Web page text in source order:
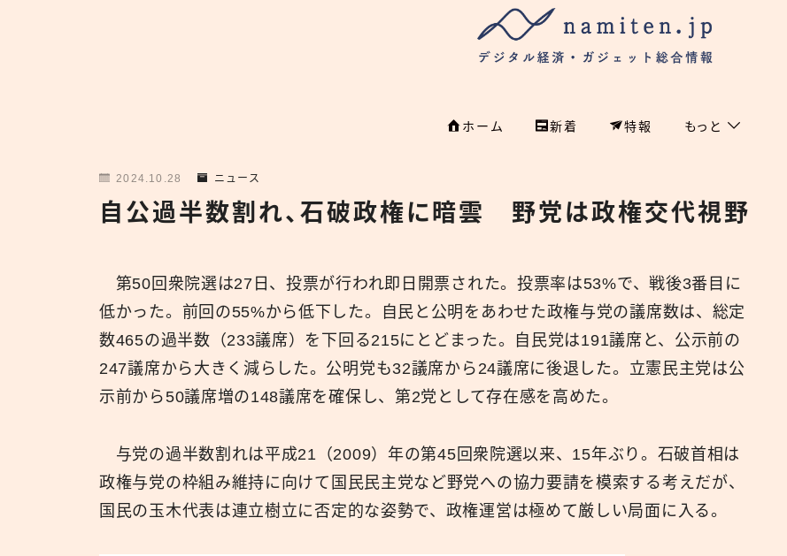
ホーム 新着 特報 もっと
特集
国際
経済
危機管理
特集
新着
namiten.jp
2024.10.28 ニュース
自公過半数割れ、石破政権に暗雲 野党は政権交代視野
第50回衆院選は27日、投票が行われ即日開票された。投票率は53%で、戦後3番目に
低かった。前回の55%から低下した。自民と公明をあわせた政権与党の議席数は、総定
数465の過半数（233議席）を下回る215にとどまった。自民党は191議席と、公示前の
247議席から大きく減らした。公明党も32議席から24議席に後退した。立憲民主党は公
示前から50議席増の148議席を確保し、第2党として存在感を高めた。
与党の過半数割れは平成21（2009）年の第45回衆院選以来、15年ぶり。石破首相は
政権与党の枠組み維持に向けて国民民主党など野党への協力要請を模索する考えだが、
国民の玉木代表は連立樹立に否定的な姿勢で、政権運営は極めて厳しい局面に入る。